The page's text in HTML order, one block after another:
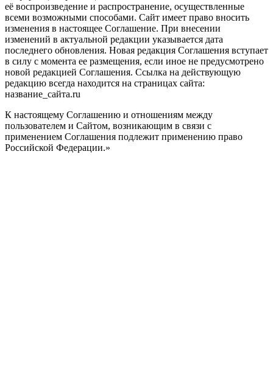
её воспроизведение и распространение, осуществленные
всеми возможными способами. Сайт имеет право вносить
изменения в настоящее Соглашение. При внесении
изменений в актуальной редакции указывается дата
последнего обновления. Новая редакция Соглашения вступает
в силу с момента ее размещения, если иное не предусмотрено
новой редакцией Соглашения. Ссылка на действующую
редакцию всегда находится на страницах сайта:
название_сайта.ru
К настоящему Соглашению и отношениям между
пользователем и Сайтом, возникающим в связи с
применением Соглашения подлежит применению право
Российской Федерации.»